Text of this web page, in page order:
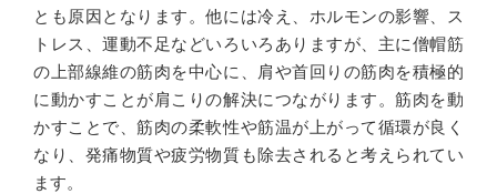
とも原因となります。他には冷え、ホルモンの影響、ス
トレス、運動不足などいろいろありますが、主に僧帽筋
の上部線維の筋肉を中心に、肩や首回りの筋肉を積極的
に動かすことが肩こりの解決につながります。筋肉を動
かすことで、筋肉の柔軟性や筋温が上がって循環が良く
なり、発痛物質や疲労物質も除去されると考えられてい
ます。